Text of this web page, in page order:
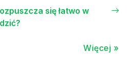
się łatwo w
Więcej »